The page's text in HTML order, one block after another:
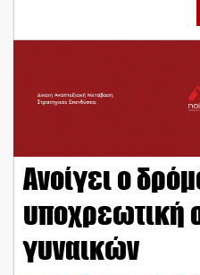
Ανοίγει ο
υποχρεωτική
γυναικών